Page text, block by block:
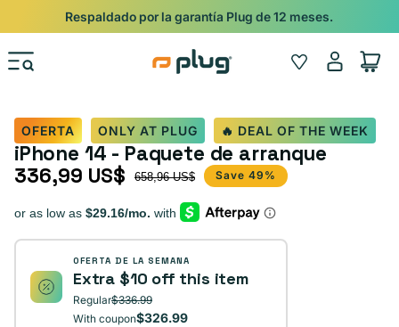
Ir al contenido
Pide con Entrega Nocturna para recibir antes del 24/12.
Wishlist
Iniciar
sesión
Carrito
OFERTA ONLY AT PLUG 🔥 DEAL OF THE WEEK
iPhone 14 - Paquete de arranque
Precio de oferta
336,99 US$
Precio habitual 658,96 US$ Save 49%
OFERTA DE LA SEMANA
Extra $10 off this item
Regular$336.99
With coupon$326.99